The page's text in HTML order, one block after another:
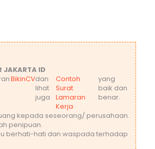
JAKARTA ID
BikinCVdan
lihat
juga
Contoh
Surat
Lamaran
Kerja
yang
baik dan
benar.
kepada seseorang/ perusahaan.
penipuan.
berhati-hati dan waspada terhadap